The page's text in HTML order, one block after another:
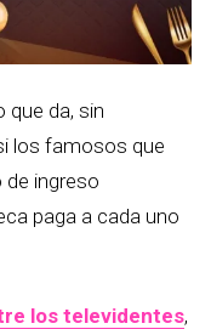
da, sin
los famosos que
ingreso
paga a cada uno
los televidentes,